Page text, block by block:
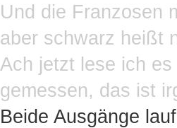
Und die Franzosen
aber schwarz heißt
Ach jetzt lese ich
gemessen, das ist
Beide Ausgänge